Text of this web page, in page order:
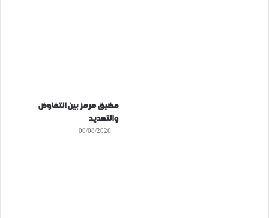
مضيق هرمز بين التفاوض
والتهديد
06/08/2026